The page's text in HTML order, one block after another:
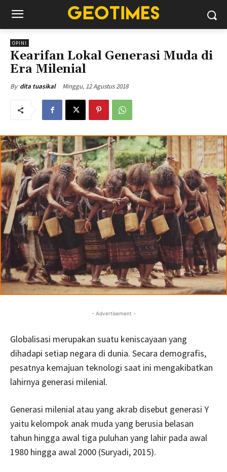
OPINI
Kearifan Lokal Generasi Muda di
Era Milenial
By dita tuasikal Minggu, 12 Agustus 2018
- Advertisement -
Globalisasi merupakan suatu keniscayaan yang
dihadapi setiap negara di dunia. Secara demografis,
pesatnya kemajuan teknologi saat ini mengakibatkan
lahirnya generasi milenial.
Generasi milenial atau yang akrab disebut generasi Y
yaitu kelompok anak muda yang berusia belasan
tahun hingga awal tiga puluhan yang lahir pada awal
1980 hingga awal 2000 (Suryadi, 2015).